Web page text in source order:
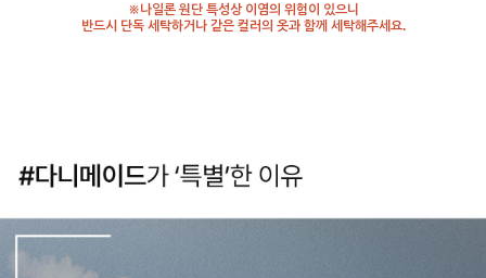
※나일론 원단 특성상 이염의 위험이 있으니
반드시 단독 세탁하거나 같은 컬러의 옷과 함께 세탁해주세요.